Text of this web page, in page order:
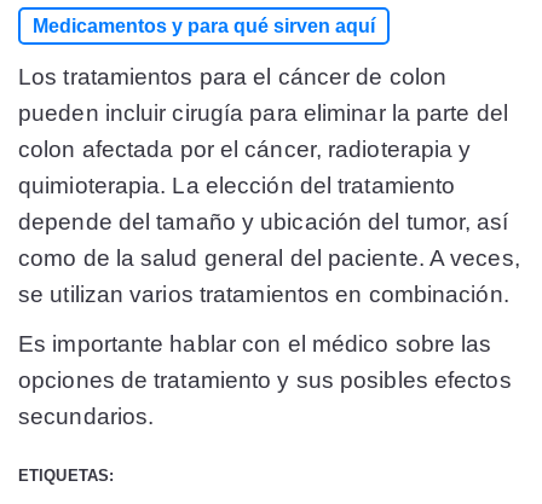
Medicamentos y para qué sirven aquí
Los tratamientos para el cáncer de colon
pueden incluir cirugía para eliminar la parte del
colon afectada por el cáncer, radioterapia y
quimioterapia. La elección del tratamiento
depende del tamaño y ubicación del tumor, así
como de la salud general del paciente. A veces,
se utilizan varios tratamientos en combinación.
Es importante hablar con el médico sobre las
opciones de tratamiento y sus posibles efectos
secundarios.
ETIQUETAS: